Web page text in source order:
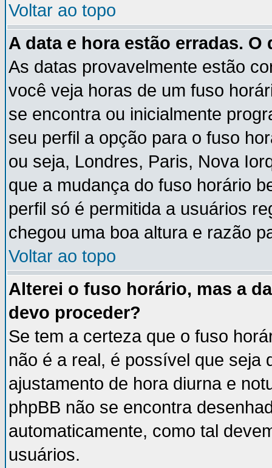
Voltar ao topo
A data e hora estão erradas. O
As datas provavelmente estão
você veja horas de um fuso
se encontra ou inicialmente
seu perfil a opção para o fuso
ou seja, Londres, Paris, Nova
que a mudança do fuso horário
perfil só é permitida a usuários
chegou uma boa altura e razão
Voltar ao topo
Alterei o fuso horário, mas a
devo proceder?
Se tem a certeza que o fuso
não é a real, é possível que seja
ajustamento de hora diurna e
phpBB não se encontra
automaticamente, como tal
usuários.